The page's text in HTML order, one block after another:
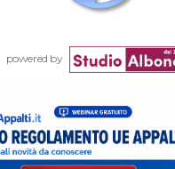
powered by